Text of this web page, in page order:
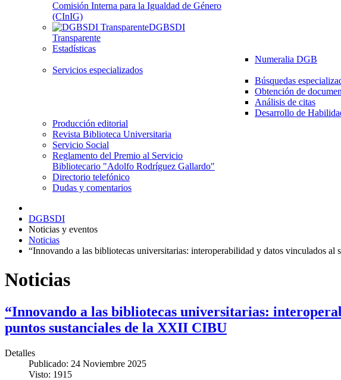
Comisión Interna para la Igualdad de Género
(CInIG)
DGBSDI
Transparente
Estadísticas
Numeralia DGB
Servicios especializados
Búsquedas
Obtención de
Análisis de citas
Desarrollo de
Producción editorial
Revista Biblioteca Universitaria
Servicio Social
Reglamento del Premio al Servicio
Bibliotecario "Adolfo Rodríguez Gallardo"
Directorio telefónico
Dudas y comentarios
DGBSDI
Noticias y eventos
Noticias
“Innovando a las bibliotecas universitarias: interoperabilidad y datos vinculados
Noticias
“Innovando a las bibliotecas universitarias:
puntos sustanciales de la XXII CIBU
Detalles
Publicado: 24 Noviembre 2025
Visto: 1915